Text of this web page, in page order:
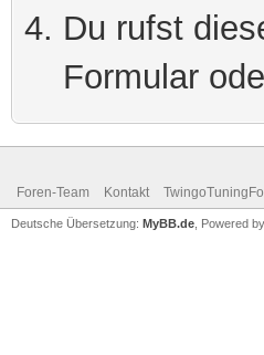
Du rufst
Formular
Foren-Team Kontakt
Deutsche Übersetzung: MyBB.de , Powered by